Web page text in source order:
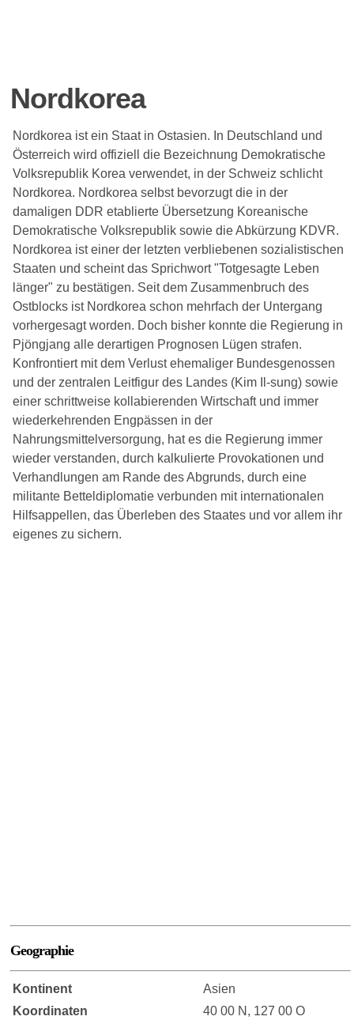
Nordkorea
Nordkorea ist ein Staat in Ostasien. In Deutschland und
Österreich wird offiziell die Bezeichnung Demokratische
Volksrepublik Korea verwendet, in der Schweiz schlicht
Nordkorea. Nordkorea selbst bevorzugt die in der
damaligen DDR etablierte Übersetzung Koreanische
Demokratische Volksrepublik sowie die Abkürzung KDVR.
Nordkorea ist einer der letzten verbliebenen sozialistischen
Staaten und scheint das Sprichwort "Totgesagte Leben
länger" zu bestätigen. Seit dem Zusammenbruch des
Ostblocks ist Nordkorea schon mehrfach der Untergang
vorhergesagt worden. Doch bisher konnte die Regierung in
Pjöngjang alle derartigen Prognosen Lügen strafen.
Konfrontiert mit dem Verlust ehemaliger Bundesgenossen
und der zentralen Leitfigur des Landes (Kim Il-sung) sowie
einer schrittweise kollabierenden Wirtschaft und immer
wiederkehrenden Engpässen in der
Nahrungsmittelversorgung, hat es die Regierung immer
wieder verstanden, durch kalkulierte Provokationen und
Verhandlungen am Rande des Abgrunds, durch eine
militante Betteldiplomatie verbunden mit internationalen
Hilfsappellen, das Überleben des Staates und vor allem ihr
eigenes zu sichern.
Geographie
Kontinent
Asien
Koordinaten
40 00 N, 127 00 O